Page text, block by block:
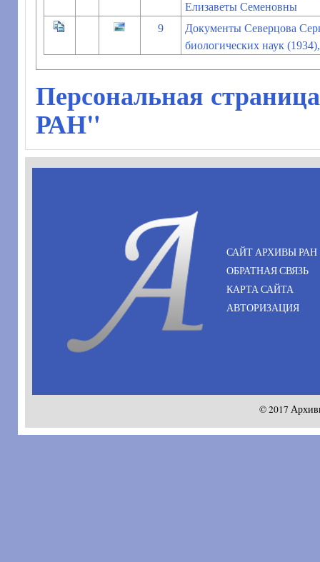
Елизаветы Семеновны
9
Документы Северцова
биологических наук
Персональная
РАН"
САЙТ АРХИВЫ РАН
ОБРАТНАЯ СВЯЗЬ
КАРТА САЙТА
АВТОРИЗАЦИЯ
© 2017